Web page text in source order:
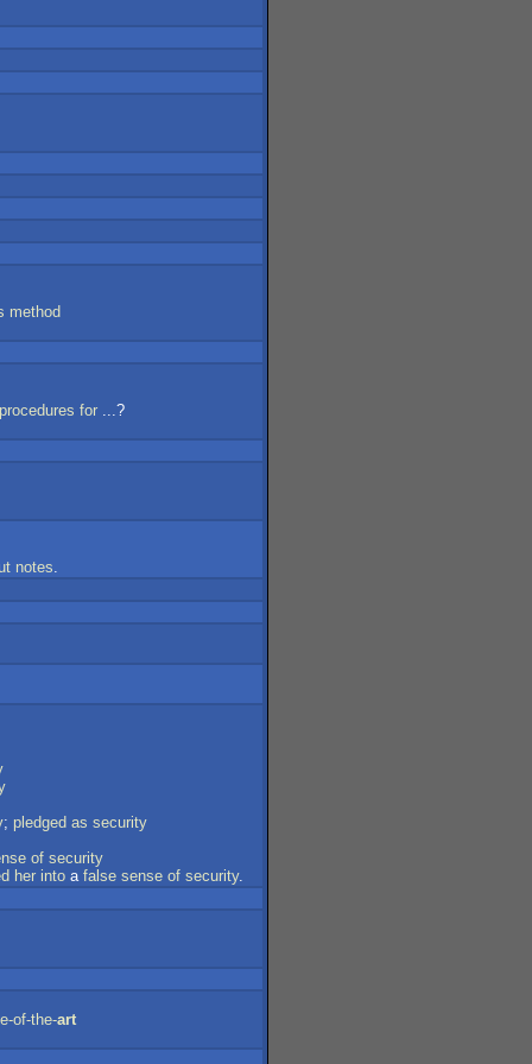
method
procedures for ...?
notes.
; pledged as security
of security
her into a false sense of security.
of-the-art